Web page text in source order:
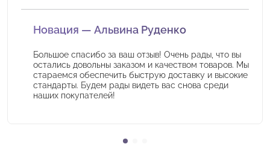
Новация — Альвина Руденко
Большое спасибо за ваш отзыв! Очень рады, что вы
остались довольны заказом и качеством товаров. Мы
стараемся обеспечить быструю доставку и высокие
стандарты. Будем рады видеть вас снова среди
наших покупателей!